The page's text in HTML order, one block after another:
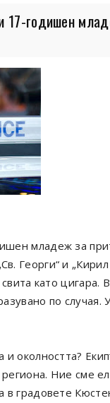
годишен
младеж за
Георги“ и
като цигара.
по
околността?
Ние сме
в градовете